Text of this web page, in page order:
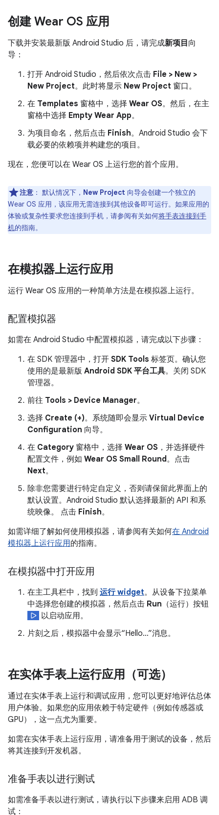
创建 Wear OS 应用
下载并安装最新版 Android Studio 后，请完成新项目 向
导：
打开 Android Studio，然后依次点击 File > New >
New Project。此时将显示 New Project 窗口。
在 Templates 窗格中，选择 Wear OS。然后，在主
窗格中选择 Empty Wear App。
为项目命名，然后点击 Finish。Android Studio 会下
载必要的依赖项并构建您的项目。
现在，您便可以在 Wear OS 上运行您的首个应用。
注意 ： 默认情况下， New Project 向导会创建一个独立的
Wear OS 应用，该应用无需连接到其他设备即可运行。如果应用的
体验或复杂性要求您连接到手机，请参阅有关如何将手表连接到手
机的指南。
在模拟器上运行应用
运行 Wear OS 应用的一种简单方法是在模拟器上运行。
配置模拟器
如需在 Android Studio 中配置模拟器，请完成以下步骤：
在 SDK 管理器中，打开 SDK Tools 标签页。确认您
使用的是最新版 Android SDK 平台工具。关闭 SDK
管理器。
前往 Tools > Device Manager。
选择 Create (+)。系统随即会显示 Virtual Device
Configuration 向导。
在 Category 窗格中，选择 Wear OS ，并选择硬件
配置文件，例如 Wear OS Small Round。点击
Next。
除非您需要进行特定自定义，否则请保留此界面上的
默认设置。Android Studio 默认选择最新的 API 和系
统映像。 点击 Finish。
如需详细了解如何使用模拟器，请参阅有关如何在 Android
模拟器上运行应用的指南。
在模拟器中打开应用
在主工具栏中，找到 运行 widget。从设备下拉菜单
中选择您创建的模拟器，然后点击 Run （运行）按钮
以启动应用。
片刻之后，模拟器中会显示“Hello…”消息。
在实体手表上运行应用（可选）
通过在实体手表上运行和调试应用，您可以更好地评估总体
用户体验。如果您的应用依赖于特定硬件（例如传感器或
GPU），这一点尤为重要。
如需在实体手表上运行应用，请准备用于测试的设备，然后
将其连接到开发机器。
准备手表以进行测试
如需准备手表以进行测试，请执行以下步骤来启用 ADB 调
试：